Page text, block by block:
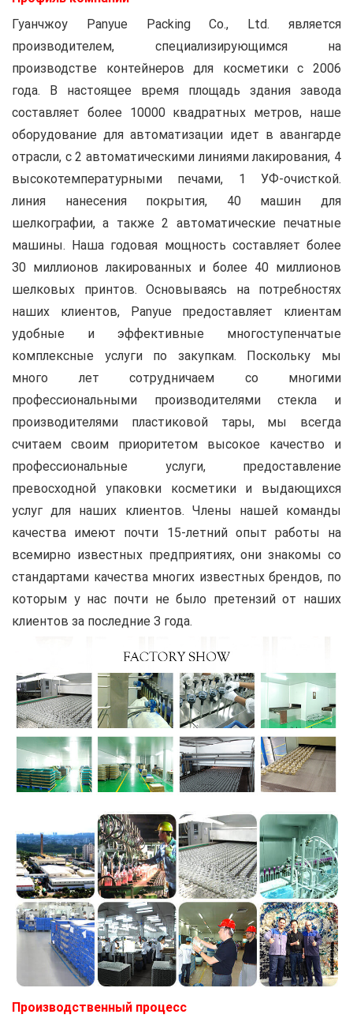
Гуанчжоу Panyue Packing Co., Ltd. является
производителем, специализирующимся на
производстве контейнеров для косметики с 2006
года. В настоящее время площадь здания завода
составляет более 10000 квадратных метров, наше
оборудование для автоматизации идет в авангарде
отрасли, с 2 автоматическими линиями лакирования, 4
высокотемпературными печами, 1 УФ-очисткой.
линия нанесения покрытия, 40 машин для
шелкографии, а также 2 автоматические печатные
машины. Наша годовая мощность составляет более
30 миллионов лакированных и более 40 миллионов
шелковых принтов. Основываясь на потребностях
наших клиентов, Panyue предоставляет клиентам
удобные и эффективные многоступенчатые
комплексные услуги по закупкам. Поскольку мы
много лет сотрудничаем со многими
профессиональными производителями стекла и
производителями пластиковой тары, мы всегда
считаем своим приоритетом высокое качество и
профессиональные услуги, предоставление
превосходной упаковки косметики и выдающихся
услуг для наших клиентов. Члены нашей команды
качества имеют почти 15-летний опыт работы на
всемирно известных предприятиях, они знакомы со
стандартами качества многих известных брендов, по
которым у нас почти не было претензий от наших
клиентов за последние 3 года.
Производственный процесс